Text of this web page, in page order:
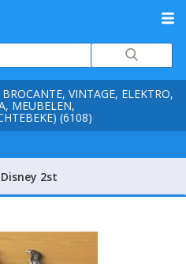
VINTAGE, ELEKTRO,
MEUBELEN,
(6108)
2st